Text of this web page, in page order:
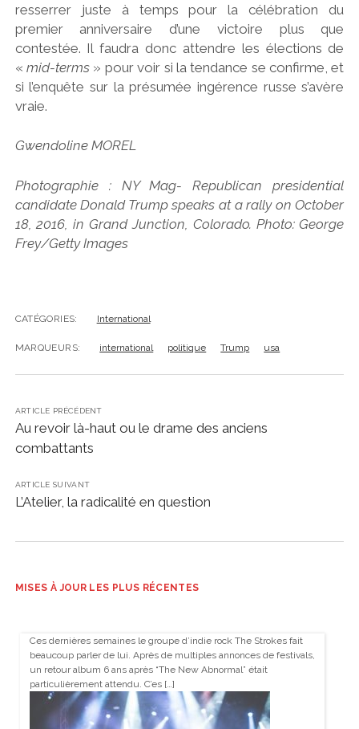
resserrer juste à temps pour la célébration du
premier anniversaire d’une victoire plus que
contestée. Il faudra donc attendre les élections de
«mid-terms » pour voir si la tendance se confirme, et
si l’enquête sur la présumée ingérence russe s’avère
vraie.
Gwendoline MOREL
Photographie : NY Mag- Republican presidential
candidate Donald Trump speaks at a rally on October
18, 2016, in Grand Junction, Colorado. Photo: George
Frey/Getty Images
CATÉGORIES: International
MARQUEURS: international politique Trump usa
ARTICLE PRÉCÉDENT
Au revoir là-haut ou le drame des anciens
combattants
ARTICLE SUIVANT
L’Atelier, la radicalité en question
MISES À JOUR LES PLUS RÉCENTES
Ces dernières semaines le groupe d’indie rock The Strokes fait
beaucoup parler de lui. Après de multiples annonces de festivals,
un retour album 6 ans après “The New Abnormal” était
particulièrement attendu. C’es […]